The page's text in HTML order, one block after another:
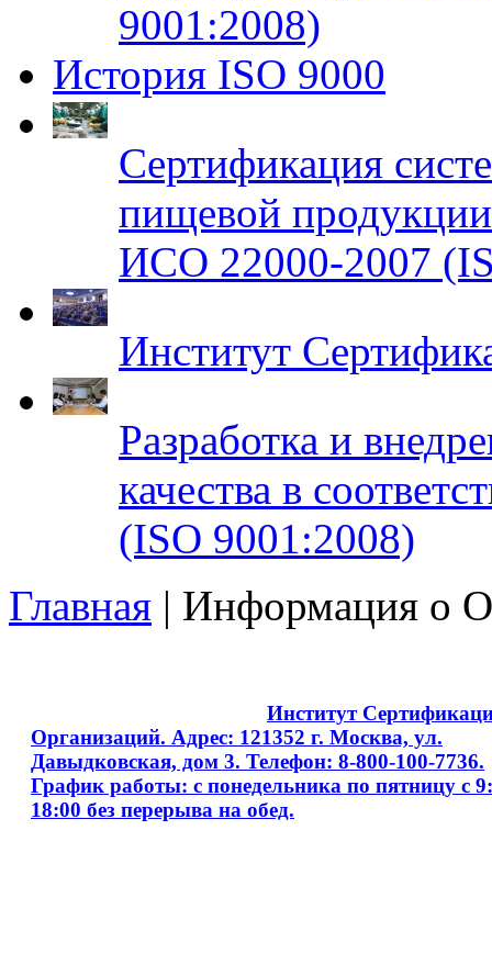
9001:2008)
История ISO 9000
Сертификация
пищевой
ИСО 22000-2007
Институт
Разработка и
качества в
(ISO 9001:2008)
Главная | Информация о
Институт
Организаций. Адрес: 121352 г. Москва, ул.
Давыдковская, дом 3. Телефон: 8-800-100-7736.
График работы: с понедельника по пятницу с
18:00 без перерыва на обед.